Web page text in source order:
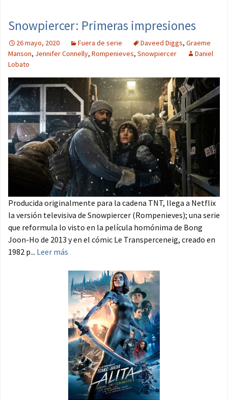
Snowpiercer: Primeras impresiones
26 mayo, 2020 Fuera de serie Daveed Diggs, Graeme
Manson, Jennifer Connelly, Rompenieves, Snowpiercer
Daniel
Lobato
Producida originalmente para la cadena TNT, llega a Netflix
la versión televisiva de Snowpiercer (Rompenieves); una serie
que reformula lo visto en la película homónima de Bong
Joon-Ho de 2013 y en el cómic Le Transperceneig, creado en
1982 p... Leer más